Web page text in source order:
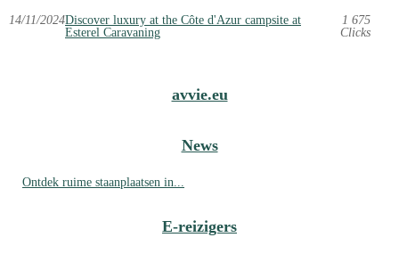
14/11/2024Discover luxury at the Côte d'Azur campsite at
Esterel Caravaning
1 675
Clicks
avvie.eu
News
Ontdek ruime staanplaatsen in...
E-reizigers